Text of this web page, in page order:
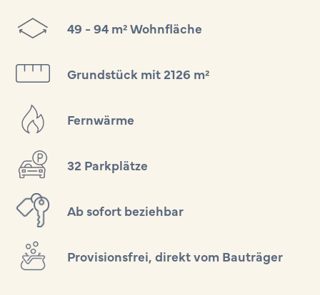
49 - 94 m² Wohnfläche
Grundstück mit 2126 m²
Fernwärme
32 Parkplätze
Ab sofort beziehbar
Provisionsfrei, direkt vom Bauträger